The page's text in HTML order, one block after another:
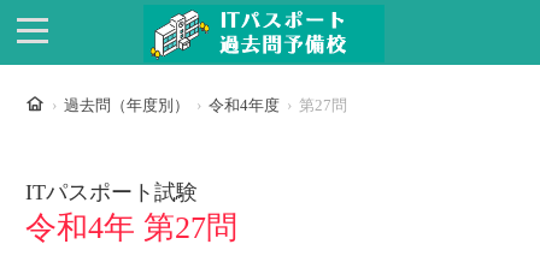
ホーム
過去問（年度別） 令和4年度 第27問
ITパスポート試験
令和4年 第27問